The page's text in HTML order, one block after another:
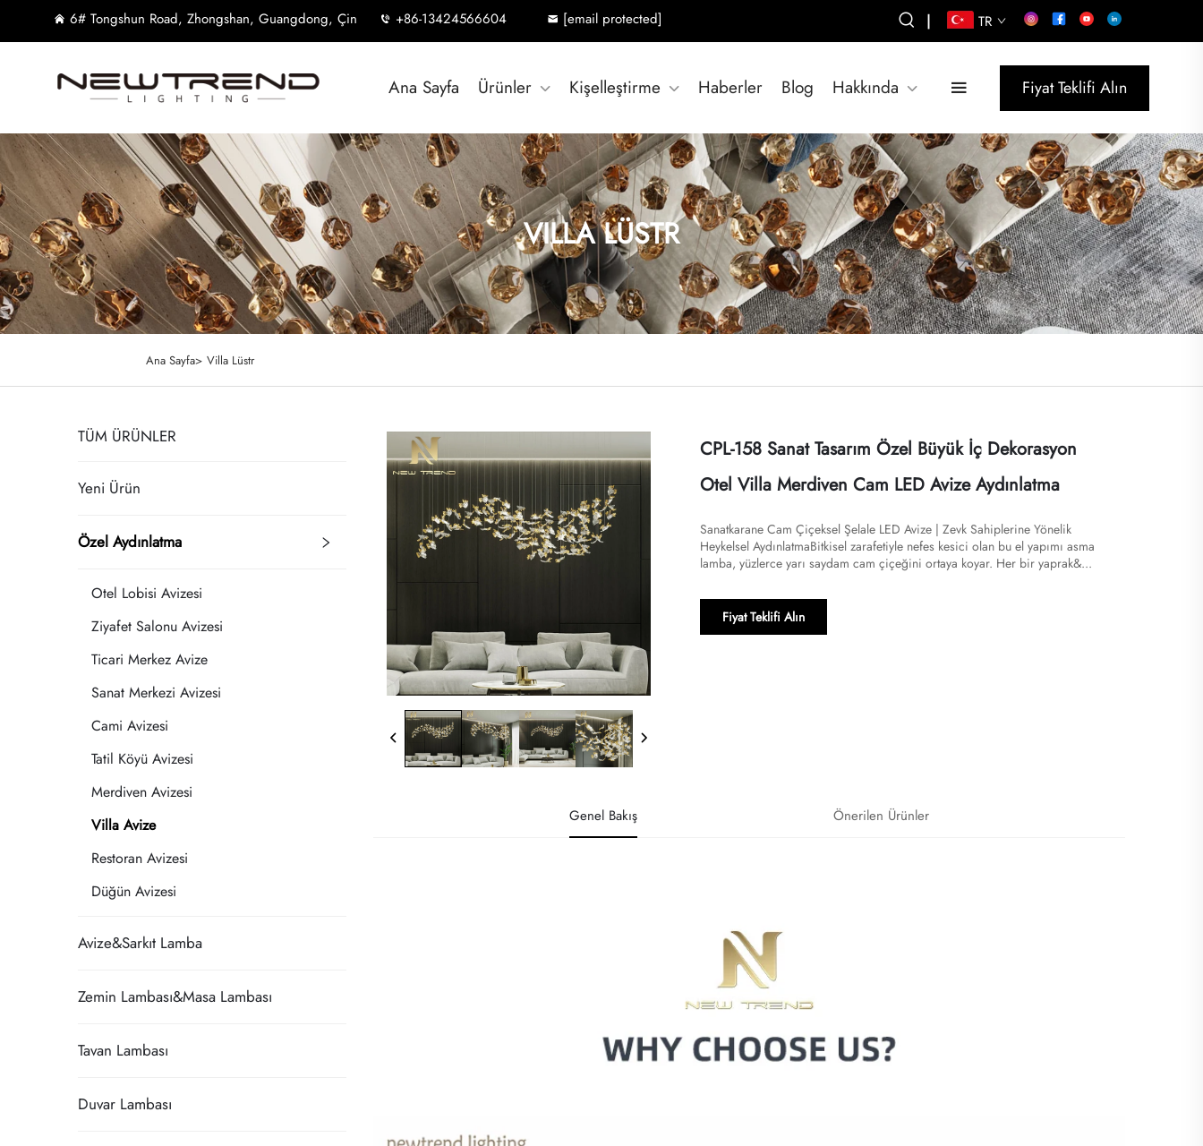
6# Tongshun Road, Zhongshan, Guangdong, Çin +86-13424566604 [email protected] | TR
Ana Sayfa Ürünler Kişelleştirme Haberler Blog Hakkında Fiyat Teklifi Alın
VILLA LÜSTR
Ana Sayfa> Villa Lüstr
TÜM ÜRÜNLER
Yeni Ürün
Özel Aydınlatma
Otel Lobisi Avizesi
Ziyafet Salonu Avizesi
Ticari Merkez Avize
Sanat Merkezi Avizesi
Cami Avizesi
Tatil Köyü Avizesi
Merdiven Avizesi
Villa Avize
Restoran Avizesi
Düğün Avizesi
Avize&Sarkıt Lamba
Zemin Lambası&Masa Lambası
Tavan Lambası
Duvar Lambası
CPL-158 Sanat Tasarım Özel Büyük İç Dekorasyon
Otel Villa Merdiven Cam LED Avize Aydınlatma
Sanatkarane Cam Çiçeksel Şelale LED Avize | Zevk Sahiplerine Yönelik
Heykelsel Aydınlatma​​Bitkisel zarafetiyle nefes kesici olan bu el yapımı asma
lamba, yüzlerce yarı saydam cam çiçeğini ortaya koyar. Her bir yaprak&...
Fiyat Teklifi Alın
Genel Bakış Önerilen Ürünler